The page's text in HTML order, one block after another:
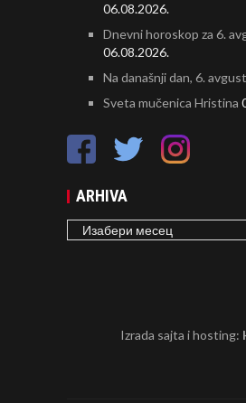
06.08.2026.
Dnevni horoskop za 6.
06.08.2026.
Na današnji dan, 6. avgust
Sveta mučenica Hristina
ARHIVA
ARHIVA
Izrada sajta i hosting: